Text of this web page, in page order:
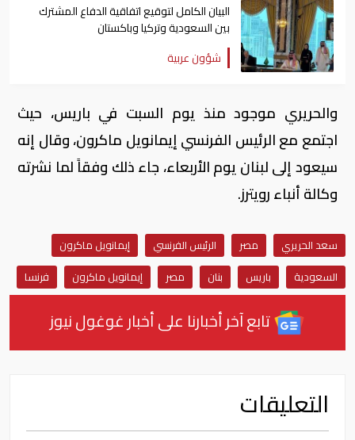
البيان الكامل لتوقيع اتفاقية الدفاع المشترك
بين السعودية وتركيا وباكستان
شؤون عربية
والحريري موجود منذ يوم السبت في باريس، حيث
اجتمع مع الرئيس الفرنسي إيمانويل ماكرون، وقال إنه
سيعود إلى لبنان يوم الأربعاء، جاء ذلك وفقاً لما نشرته
وكالة أنباء رويترز.
سعد الحريري مصر الرئيس الفرنسي
إيمانويل ماكرون
السعودية
باريس بنان مصر إيمانويل ماكرون فرنسا
تابع آخر أخبارنا على أخبار غوغول نيوز
التعليقات